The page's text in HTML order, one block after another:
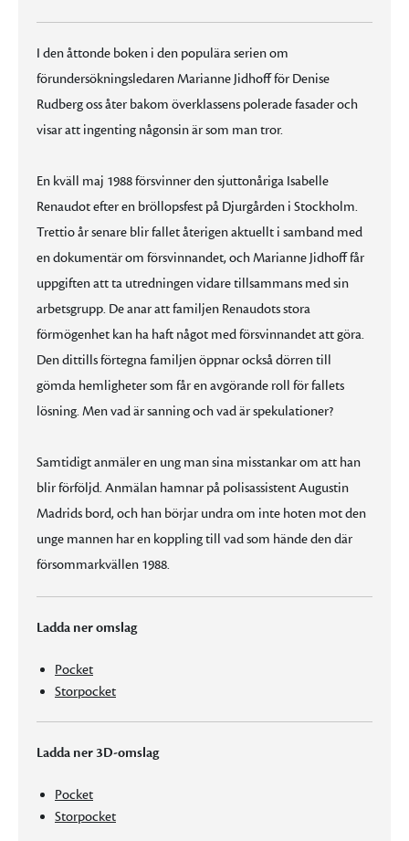
I den åttonde boken i den populära serien om
förundersökningsledaren Marianne Jidhoff för Denise
Rudberg oss åter bakom överklassens polerade fasader och
visar att ingenting någonsin är som man tror.
En kväll maj 1988 försvinner den sjuttonåriga Isabelle
Renaudot efter en bröllopsfest på Djurgården i Stockholm.
Trettio år senare blir fallet återigen aktuellt i samband med
en dokumentär om försvinnandet, och Marianne Jidhoff får
uppgiften att ta utredningen vidare tillsammans med sin
arbetsgrupp. De anar att familjen Renaudots stora
förmögenhet kan ha haft något med försvinnandet att göra.
Den dittills förtegna familjen öppnar också dörren till
gömda hemligheter som får en avgörande roll för fallets
lösning. Men vad är sanning och vad är spekulationer?
Samtidigt anmäler en ung man sina misstankar om att han
blir förföljd. Anmälan hamnar på polisassistent Augustin
Madrids bord, och han börjar undra om inte hoten mot den
unge mannen har en koppling till vad som hände den där
försommarkvällen 1988.
Ladda ner omslag
Pocket
Storpocket
Ladda ner 3D-omslag
Pocket
Storpocket